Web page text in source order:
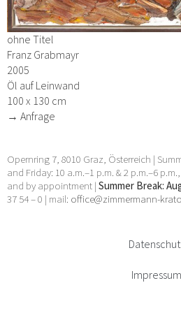
ohne Titel
Franz Grabmayr
2005
Öl auf Leinwand
100 x 130 cm
→ Anfrage
Opernring 7, 8010 Graz, Österreich |
and Friday: 10 a.m.–1 p.m. & 2 p.m.–6
and by appointment | Summer Break:
37 54 – 0 | mail: office@zimmermann-
Impressum